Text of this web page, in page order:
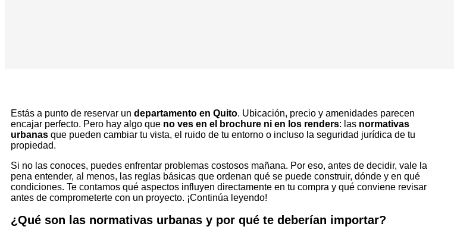
Estás a punto de reservar un departamento en Quito. Ubicación, precio y amenidades parecen
encajar perfecto. Pero hay algo que no ves en el brochure ni en los renders: las normativas
urbanas que pueden cambiar tu vista, el ruido de tu entorno o incluso la seguridad jurídica de tu
propiedad.
Si no las conoces, puedes enfrentar problemas costosos mañana. Por eso, antes de decidir, vale la
pena entender, al menos, las reglas básicas que ordenan qué se puede construir, dónde y en qué
condiciones. Te contamos qué aspectos influyen directamente en tu compra y qué conviene revisar
antes de comprometerte con un proyecto. ¡Continúa leyendo!
¿Qué son las normativas urbanas y por qué te deberían importar?